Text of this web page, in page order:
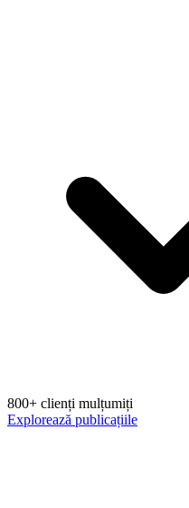
800+ clienți mulțumiți
Explorează publicațiile